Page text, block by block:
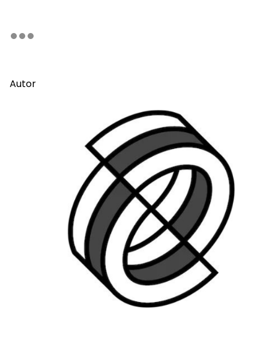
Autor